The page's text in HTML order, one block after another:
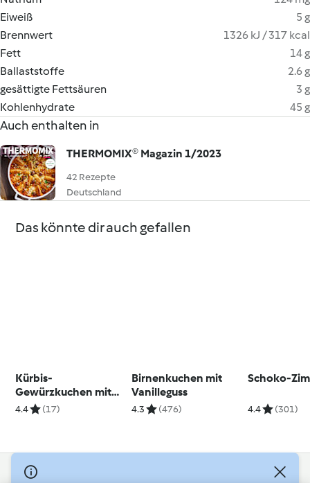
Eiweiß
5 g
Brennwert
1326 kJ / 317 kcal
Fett
14 g
Ballaststoffe
2.6 g
gesättigte Fettsäuren
3 g
Kohlenhydrate
45 g
Auch enthalten in
THERMOMIX® Magazin 1/2023
42 Rezepte
Deutschland
Das könnte dir auch gefallen
Kürbis-
Gewürzkuchen mit
Schokoladentröpfch
4.4 (17)
Birnenkuchen mit
Vanilleguss
4.3 (476)
Schoko-
4.4 (301)
© Copyright 2026